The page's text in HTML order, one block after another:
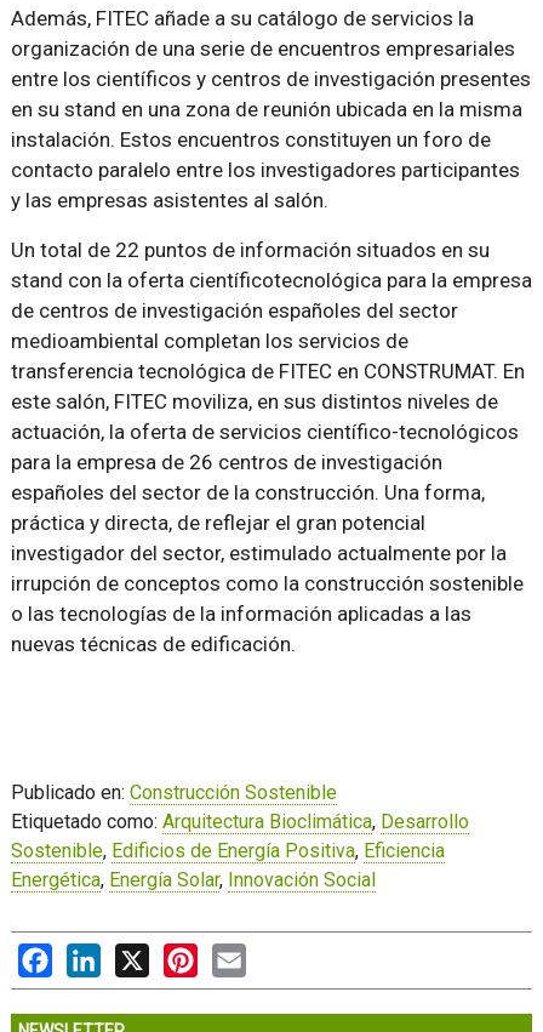
Además, FITEC añade a su catálogo de servicios la
organización de una serie de encuentros empresariales
entre los científicos y centros de investigación presentes
en su stand en una zona de reunión ubicada en la misma
instalación. Estos encuentros constituyen un foro de
contacto paralelo entre los investigadores participantes
y las empresas asistentes al salón.
Un total de 22 puntos de información situados en su
stand con la oferta científicotecnológica para la empresa
de centros de investigación españoles del sector
medioambiental completan los servicios de
transferencia tecnológica de FITEC en CONSTRUMAT. En
este salón, FITEC moviliza, en sus distintos niveles de
actuación, la oferta de servicios científico-tecnológicos
para la empresa de 26 centros de investigación
españoles del sector de la construcción. Una forma,
práctica y directa, de reflejar el gran potencial
investigador del sector, estimulado actualmente por la
irrupción de conceptos como la construcción sostenible
o las tecnologías de la información aplicadas a las
nuevas técnicas de edificación.
Publicado en: Construcción Sostenible
Etiquetado como: Arquitectura Bioclimática, Desarrollo
Sostenible, Edificios de Energía Positiva, Eficiencia
Energética, Energía Solar, Innovación Social
FacebookLinkedIn
X PinterestEmail